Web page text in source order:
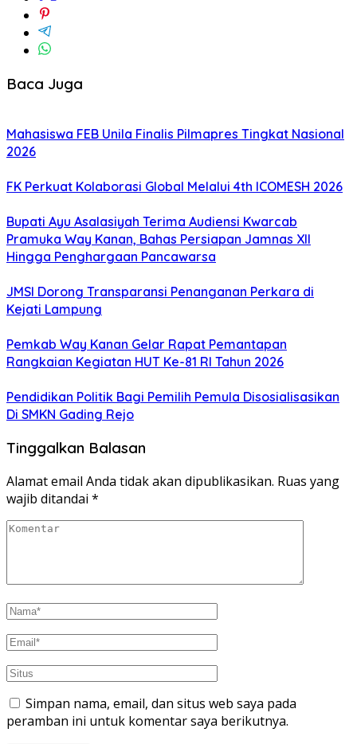
Baca Juga
Mahasiswa FEB Unila Finalis Pilmapres Tingkat Nasional
2026
FK Perkuat Kolaborasi Global Melalui 4th ICOMESH 2026
Bupati Ayu Asalasiyah Terima Audiensi Kwarcab
Pramuka Way Kanan, Bahas Persiapan Jamnas XII
Hingga Penghargaan Pancawarsa
JMSI Dorong Transparansi Penanganan Perkara di
Kejati Lampung
Pemkab Way Kanan Gelar Rapat Pemantapan
Rangkaian Kegiatan HUT Ke-81 RI Tahun 2026
Pendidikan Politik Bagi Pemilih Pemula Disosialisasikan
Di SMKN Gading Rejo
Tinggalkan Balasan
Alamat email Anda tidak akan dipublikasikan. Ruas yang
wajib ditandai *
Simpan nama, email, dan situs web saya pada
peramban ini untuk komentar saya berikutnya.